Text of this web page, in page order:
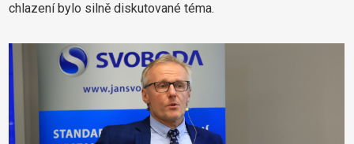
chlazení bylo silně diskutované téma.